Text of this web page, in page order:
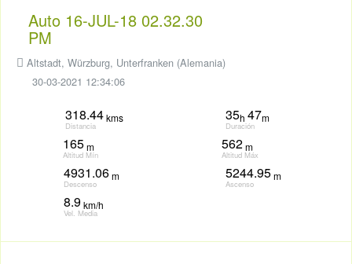
Auto 16-JUL-18 02.32.30
PM
Altstadt, Würzburg, Unterfranken (Alemania)
30-03-2021 12:34:06
318.44kms
Distancia
35h 47m
Duración
165m
Altitud Mín
562m
Altitud Máx
4931.06m
Descenso
5244.95m
Ascenso
8.9km/h
Vel. Media